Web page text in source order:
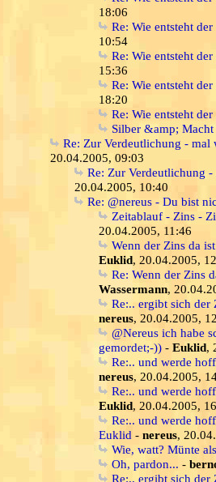
18:06
Re: Wie entsteht
10:54
Re: Wie entsteht
15:36
Re: Wie entsteht
18:20
Re: Wie entsteht
Silber &amp;
Re: Zur Verdeutlichung -
20.04.2005, 09:03
Re: Zur Verdeutlichung
20.04.2005, 10:40
Re: @nereus - Du bist
Zeitablauf - Zins -
20.04.2005, 11:46
Wenn der Zins da
Euklid, 20.04.2005,
Re: Wenn der Zins
Wassermann,
Re:.. ergibt sich
nereus, 20.04.2005,
@Nereus ich habe
gemordet;-)) - Euklid,
Re:.. und werde
nereus, 20.04.2005,
Re:.. und werde
Euklid, 20.04.2005,
Re:.. und werde
Euklid - nereus,
Wie, watt? Münte
Oh, pardon... -
Re:.. ergibt sich